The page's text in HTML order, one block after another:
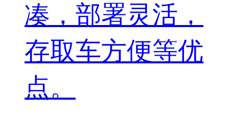
凑，部署灵活，
存取车方便等优
点。